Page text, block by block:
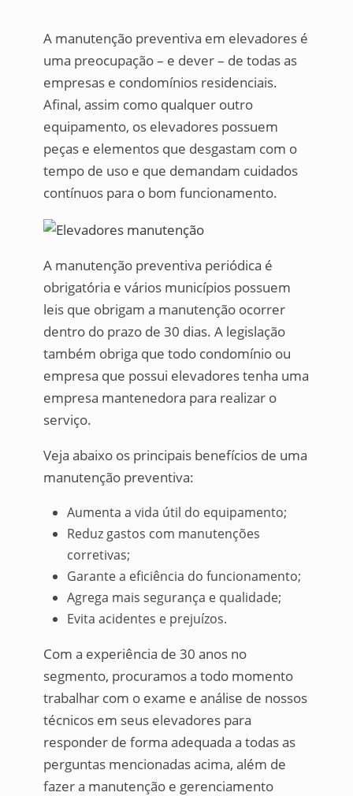
A manutenção preventiva em elevadores é
uma preocupação – e dever – de todas as
empresas e condomínios residenciais.
Afinal, assim como qualquer outro
equipamento, os elevadores possuem
peças e elementos que desgastam com o
tempo de uso e que demandam cuidados
contínuos para o bom funcionamento.
A manutenção preventiva periódica é
obrigatória e vários municípios possuem
leis que obrigam a manutenção ocorrer
dentro do prazo de 30 dias. A legislação
também obriga que todo condomínio ou
empresa que possui elevadores tenha uma
empresa mantenedora para realizar o
serviço.
Veja abaixo os principais benefícios de uma
manutenção preventiva:
Aumenta a vida útil do equipamento;
Reduz gastos com manutenções
corretivas;
Garante a eficiência do funcionamento;
Agrega mais segurança e qualidade;
Evita acidentes e prejuízos.
Com a experiência de 30 anos no
segmento, procuramos a todo momento
trabalhar com o exame e análise de nossos
técnicos em seus elevadores para
responder de forma adequada a todas as
perguntas mencionadas acima, além de
fazer a manutenção e gerenciamento